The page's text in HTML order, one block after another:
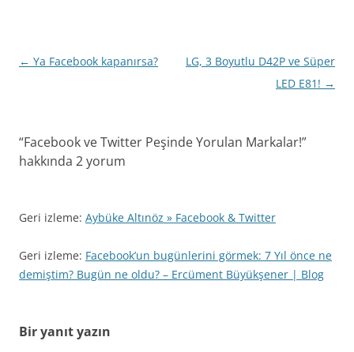
Yazı
← Ya Facebook kapanırsa?
LG, 3 Boyutlu D42P ve Süper
LED E81! →
“Facebook ve Twitter Peşinde Yorulan Markalar!”
hakkında 2 yorum
Geri izleme: Aybüke Altınöz » Facebook & Twitter
Geri izleme: Facebook’un bugünlerini görmek: 7 Yıl önce ne
demiştim? Bugün ne oldu? – Ercüment Büyükşener | Blog
Bir yanıt yazın